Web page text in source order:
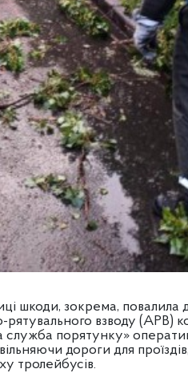
шкоди, зокрема, повалила
рятувального взводу (АРВ)
служба порятунку»
дороги для
тролейбусів.